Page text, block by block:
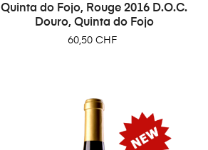
Quinta do Fojo, Rouge 2016 D.O.C.
Douro, Quinta do Fojo
Prix
60,50 CHF